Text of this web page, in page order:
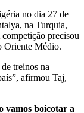
no dia 27 de
na Turquia,
precisou
Oriente Médio.
treinos na
afirmou Taj,
vamos boicotar a